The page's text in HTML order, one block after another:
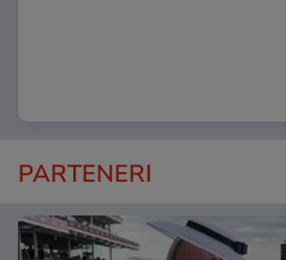
PARTENERI